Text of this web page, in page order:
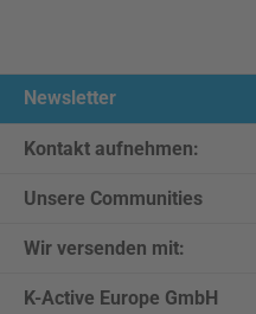
Newsletter
Kontakt aufnehmen:
Unsere Communities
Wir versenden mit:
K-Active Europe GmbH